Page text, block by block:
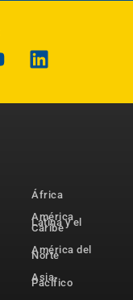
África
América
Latina y el
Caribe
América del
Norte
Asia-
Pacífico